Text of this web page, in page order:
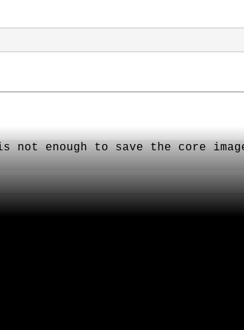
not enough to save the core